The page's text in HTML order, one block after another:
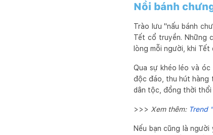
Nồi bánh
Trào lưu "nấu bánh
Tết cổ truyền. Những
lòng mỗi người, khi
Qua sự khéo léo và
độc đáo, thu hút hàng
dân tộc, đồng thời thổi
>>> Xem thêm: Trend
Nếu bạn cũng là